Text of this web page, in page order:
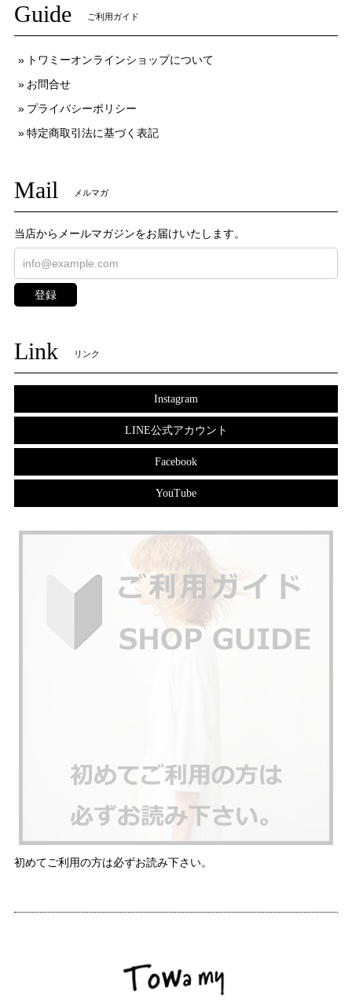
Guide ご利用ガイド
トワミーオンラインショップについて
お問合せ
プライバシーポリシー
特定商取引法に基づく表記
Mail メルマガ
当店からメールマガジンをお届けいたします。
登録
Link リンク
Instagram
LINE公式アカウント
Facebook
YouTube
初めてご利用の方は必ずお読み下さい。